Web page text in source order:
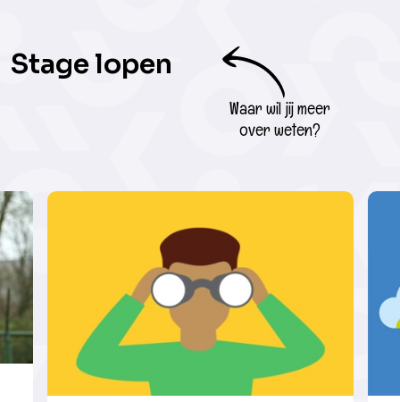
Stage lopen
Waar wil jij meer
over weten?